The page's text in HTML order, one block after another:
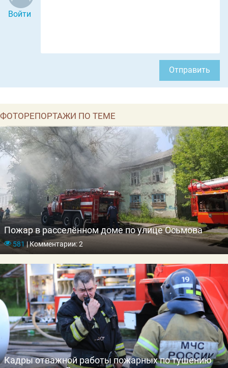
Войти
Отправить
ФОТОРЕПОРТАЖИ ПО ТЕМЕ
Пожар в расселённом доме по улице Осьмова
581|Комментарии: 2
Кадры отважной работы пожарных по тушению